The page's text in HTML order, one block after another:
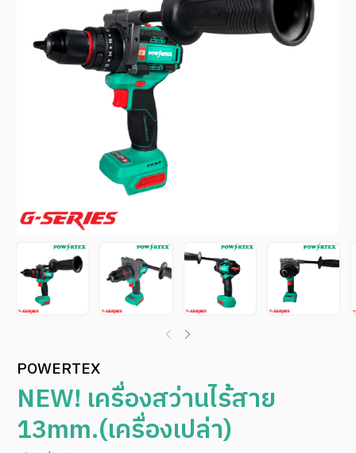
POWERTEX
NEW! เครื่องสว่านไร้สาย
13mm.(เครื่องเปล่า)